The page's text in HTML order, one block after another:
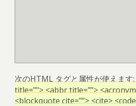
次のHTML タグと属性が使えます:
title=""> <abbr title="">
<blockquote cite=""> <cite>